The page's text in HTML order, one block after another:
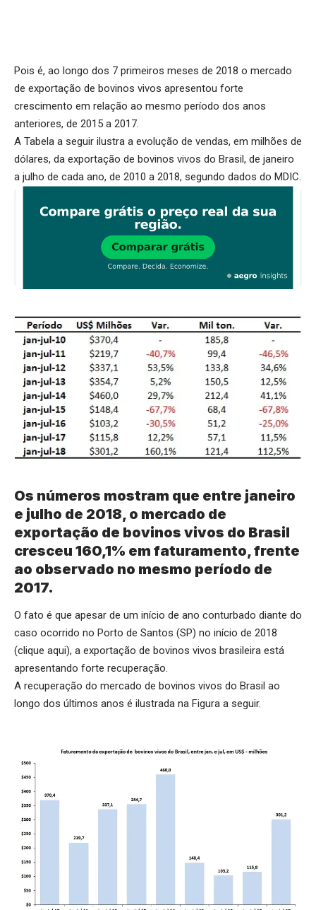
Pois é, ao longo dos 7 primeiros meses de 2018 o mercado
de exportação de bovinos vivos apresentou forte
crescimento em relação ao mesmo período dos anos
anteriores, de 2015 a 2017.
A Tabela a seguir ilustra a evolução de vendas, em milhões de
dólares, da exportação de bovinos vivos do Brasil, de janeiro
a julho de cada ano, de 2010 a 2018, segundo dados do MDIC.
Os números mostram que entre janeiro
e julho de 2018, o mercado de
exportação de bovinos vivos do Brasil
cresceu 160,1% em faturamento, frente
ao observado no mesmo período de
2017.
O fato é que apesar de um início de ano conturbado diante do
caso ocorrido no Porto de Santos (SP) no início de 2018
(clique aqui), a exportação de bovinos vivos brasileira está
apresentando forte recuperação.
A recuperação do mercado de bovinos vivos do Brasil ao
longo dos últimos anos é ilustrada na Figura a seguir.